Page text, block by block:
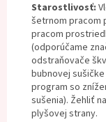
Starostlivosť:
šetrnom pracom
pracom
(odporúčame
odstraňovače
bubnovej
program so
sušenia). Žehliť
plyšovej strany.